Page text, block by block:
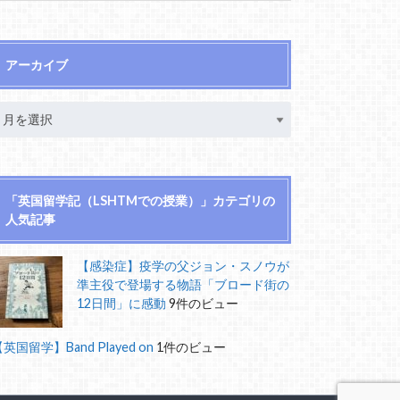
アーカイブ
「英国留学記（LSHTMでの授業）」カテゴリの
人気記事
【感染症】疫学の父ジョン・スノウが
準主役で登場する物語「ブロード街の
12日間」に感動 9件のビュー
英国留学】Band Played on 1件のビュー